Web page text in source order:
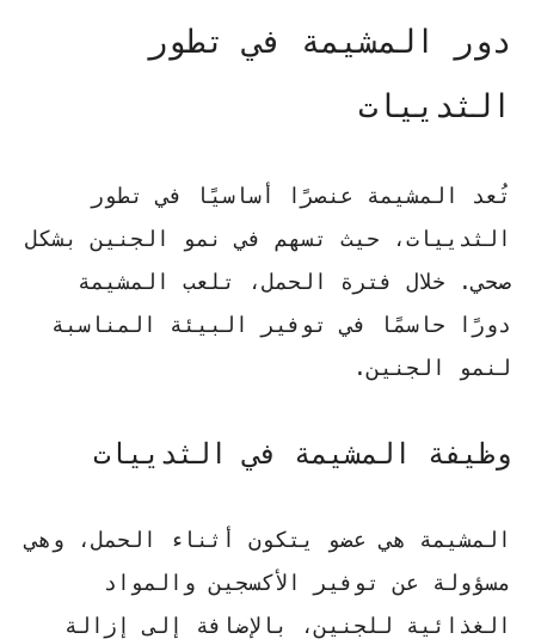
دور المشيمة في تطور
الثدييات
تُعد المشيمة عنصرًا أساسيًا في تطور
الثدييات، حيث تسهم في نمو الجنين بشكل
صحي. خلال فترة الحمل، تلعب المشيمة
دورًا حاسمًا في توفير البيئة المناسبة
لنمو الجنين.
وظيفة المشيمة في الثدييات
المشيمة هي عضو يتكون أثناء الحمل، وهي
مسؤولة عن توفير الأكسجين والمواد
الغذائية للجنين، بالإضافة إلى إزالة